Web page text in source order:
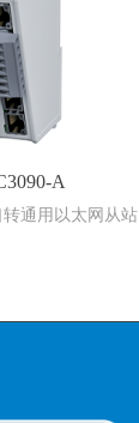
A
转通用以太网从站